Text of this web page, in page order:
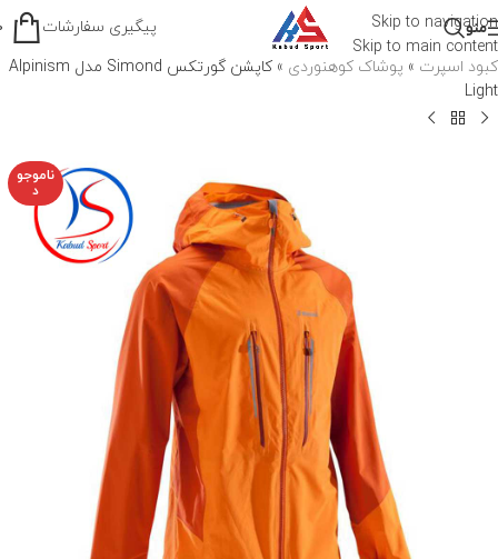
Skip to navigation
Skip to main content
منو پیگیری سفارشات
کبود اسپرت » پوشاک کوهنوردی »
کاپشن گورتکس Simond مدل Alpinism
Light
ناموجو
د